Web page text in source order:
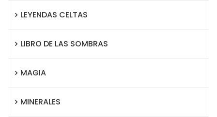
LEYENDAS CELTAS
LIBRO DE LAS SOMBRAS
MAGIA
MINERALES